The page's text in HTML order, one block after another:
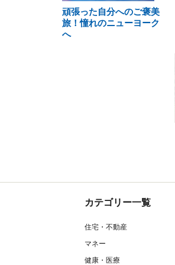
頑張った自分へのご褒美
旅！憧れのニューヨーク
へ
カテゴリー一覧
住宅・不動産
マネー
健康・医療